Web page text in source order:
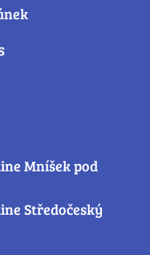
Mníšek pod
Středočeský